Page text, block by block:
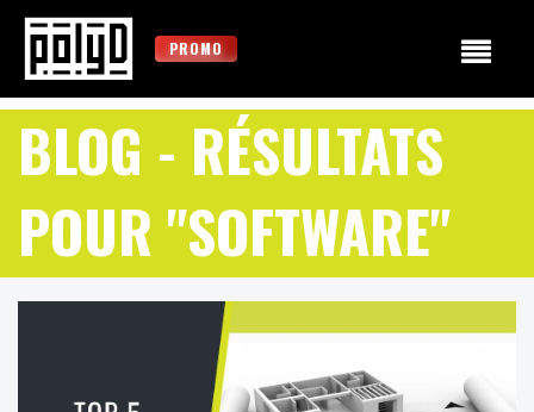
PROMO
BLOG - RÉSULTATS
POUR "SOFTWARE"